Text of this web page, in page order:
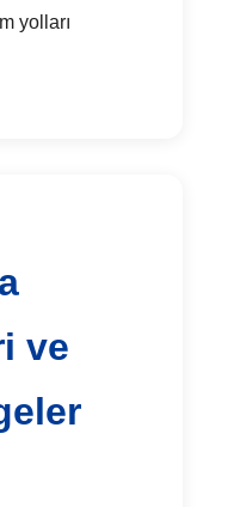
yolları
ve